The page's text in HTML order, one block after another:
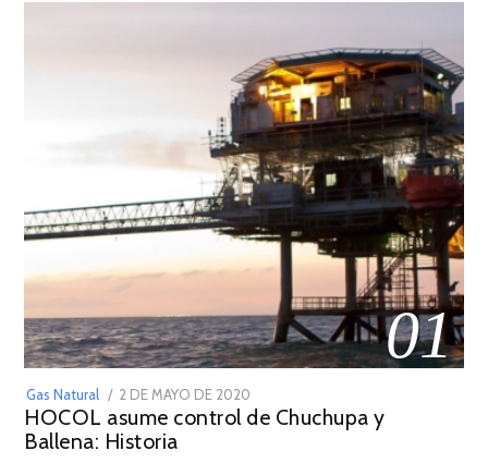
01
Gas Natural
POSTED
ON
2 DE MAYO DE 2020
DE
HOCOL asume control de Chuchupa y
Ballena: Historia